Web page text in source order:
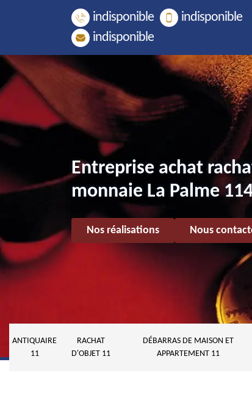
indisponible
indisponible
indisponible
Entreprise achat
monnaie La Palme
Nos réalisations Nous
ANTIQUAIRE
11
RACHAT
D'OBJET 11
DÉBARRAS DE MAISON ET
APPARTEMENT 11